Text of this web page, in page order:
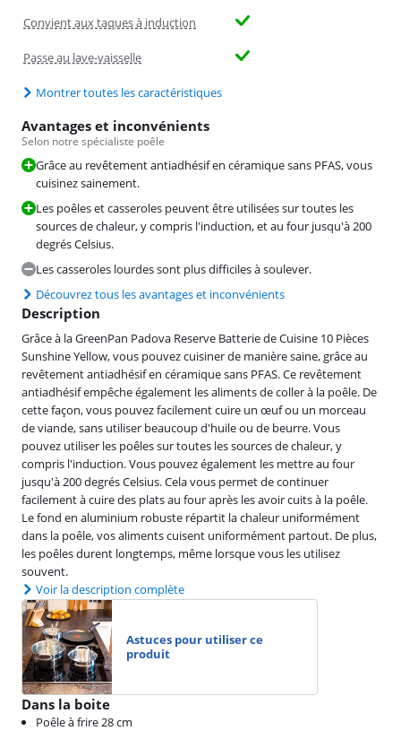
Convient aux taques à induction
Passe au lave-vaisselle
Montrer toutes les caractéristiques
Avantages et inconvénients
Selon notre spécialiste poêle
Grâce au revêtement antiadhésif en céramique sans PFAS, vous
cuisinez sainement.
Les poêles et casseroles peuvent être utilisées sur toutes les
sources de chaleur, y compris l'induction, et au four jusqu'à 200
degrés Celsius.
Les casseroles lourdes sont plus difficiles à soulever.
Découvrez tous les avantages et inconvénients
Description
Grâce à la GreenPan Padova Reserve Batterie de Cuisine 10 Pièces
Sunshine Yellow, vous pouvez cuisiner de manière saine, grâce au
revêtement antiadhésif en céramique sans PFAS. Ce revêtement
antiadhésif empêche également les aliments de coller à la poêle. De
cette façon, vous pouvez facilement cuire un œuf ou un morceau
de viande, sans utiliser beaucoup d'huile ou de beurre. Vous
pouvez utiliser les poêles sur toutes les sources de chaleur, y
compris l'induction. Vous pouvez également les mettre au four
jusqu'à 200 degrés Celsius. Cela vous permet de continuer
facilement à cuire des plats au four après les avoir cuits à la poêle.
Le fond en aluminium robuste répartit la chaleur uniformément
dans la poêle, vos aliments cuisent uniformément partout. De plus,
les poêles durent longtemps, même lorsque vous les utilisez
souvent.
Voir la description complète
Astuces pour utiliser ce
produit
Dans la boite
Poêle à frire 28 cm